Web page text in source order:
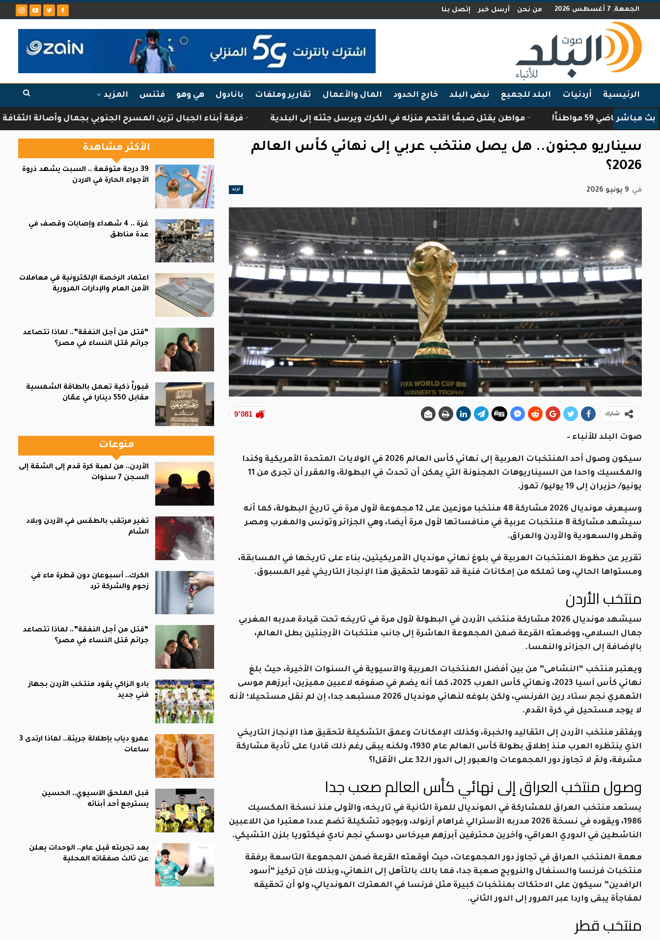
الجمعة, 7 أغسطس 2026 من نحن أرسل خبر إتصل بنا
الرئيسية أردنيات البلد للجميع نبض البلد خارج الحدود المال والأعمال تقارير وملفات بانادول هي وهو فتنس المزيد
بث مباشر مواطن يقتل ضبعًا اقتحم منزله في الكرك ويرسل جثته إلى البلدية فرقة أبناء الجبال تزين المسرح الجنوبي بجمال وأصالة الثقافة الشركسية
سيناريو مجنون.. هل يصل منتخب عربي إلى نهائي كأس العالم
2026؟
ترند في 9 يونيو 2026
9٬081 شارك
صوت البلد للأنباء –
سيكون وصول أحد المنتخبات العربية إلى نهائي كأس العالم 2026 في الولايات المتحدة الأمريكية وكندا
والمكسيك واحدا من السيناريوهات المجنونة التي يمكن أن تحدث في البطولة، والمقرر أن تجرى من 11
يونيو/ حزيران إلى 19 يوليو/ تموز.
وسيعرف مونديال 2026 مشاركة 48 منتخبا موزعين على 12 مجموعة لأول مرة في تاريخ البطولة، كما أنه
سيشهد مشاركة 8 منتخبات عربية في منافساتها لأول مرة أيضا، وهي الجزائر وتونس والمغرب ومصر
وقطر والسعودية والأردن والعراق.
تقرير عن حظوظ المنتخبات العربية في بلوغ نهائي مونديال الأمريكيتين، بناء على تاريخها في المسابقة،
ومستواها الحالي، وما تملكه من إمكانات فنية قد تقودها لتحقيق هذا الإنجاز التاريخي غير المسبوق.
منتخب الأردن
سيشهد مونديال 2026 مشاركة منتخب الأردن في البطولة لأول مرة في تاريخه تحت قيادة مدربه المغربي
جمال السلامي، ووضعته القرعة ضمن المجموعة العاشرة إلى جانب منتخبات الأرجنتين بطل العالم،
بالإضافة إلى الجزائر والنمسا.
ويعتبر منتخب “النشامى” من بين أفضل المنتخبات العربية والآسيوية في السنوات الأخيرة، حيث بلغ
نهائي كأس آسيا 2023، ونهائي كأس العرب 2025، كما أنه يضم في صفوفه لاعبين مميزين، أبرزهم موسى
التعمري نجم ستاد رين الفرنسي، ولكن بلوغه لنهائي مونديال 2026 مستبعد جدا، إن لم نقل مستحيلا؛ لأنه
لا يوجد مستحيل في كرة القدم.
ويفتقر منتخب الأردن إلى التقاليد والخبرة، وكذلك الإمكانات وعمق التشكيلة لتحقيق هذا الإنجاز التاريخي
الذي ينتظره العرب منذ إطلاق بطولة كأس العالم عام 1930، ولكنه يبقى رغم ذلك قادرا على تأدية مشاركة
مشرفة، ولمَ لا تجاوز دور المجموعات والعبور إلى الدور الـ32 على الأقل!؟
وصول منتخب العراق إلى نهائي كأس العالم صعب جدا
يستعد منتخب العراق للمشاركة في المونديال للمرة الثانية في تاريخه، والأولى منذ نسخة المكسيك
1986، ويقوده في نسخة 2026 مدربه الأسترالي غراهام أرنولد، وبوجود تشكيلة تضم عددا معتبرا من اللاعبين
الناشطين في الدوري العراقي، وآخرين محترفين أبرزهم ميرخاس دوسكي نجم نادي فيكتوريا بلزن التشيكي.
مهمة المنتخب العراق في تجاوز دور المجموعات، حيث أوقعته القرعة ضمن المجموعة التاسعة برفقة
منتخبات فرنسا والسنغال والنرويج صعبة جدا، فما بالك بالتأهل إلى النهائي، وبذلك فإن تركيز “أسود
الرافدين” سيكون على الاحتكاك بمنتخبات كبيرة مثل فرنسا في المعترك المونديالي، ولو أن تحقيقه
لمفاجأة يبقى واردا عبر المرور إلى الدور الثاني.
منتخب قطر
الأكثر مشاهدة
39 درجة متوقعة .. السبت يشهد ذروة
الأجواء الحارة في الاردن
غزة .. 4 شهداء وإصابات وقصف في
عدة مناطق
اعتماد الرخصة الإلكترونية في معاملات
الأمن العام والإدارات المرورية
“قتل من أجل النفقة”.. لماذا تتصاعد
جرائم قتل النساء في مصر؟
قبوراً ذكية تعمل بالطاقة الشمسية
مقابل 550 دينارا في عمّان
منوعات
الأردن.. من لعبة كرة قدم إلى الشقة إلى
السجن 7 سنوات
تغير مرتقب بالطقس في الأردن وبلاد
الشام
الكرك.. أسبوعان دون قطرة ماء في
زحوم والشركة ترد
“قتل من أجل النفقة”.. لماذا تتصاعد
جرائم قتل النساء في مصر؟
بادو الزاكي يقود منتخب الأردن بجهاز
فني جديد
عمرو دياب بإطلالة جريئة… لماذا ارتدى 3
ساعات
قبل الملحق الآسيوي.. الحسين
يسترجع أحد أبنائه
بعد تجربته قبل عام.. الوحدات يعلن
عن ثالث صفقاته المحلية